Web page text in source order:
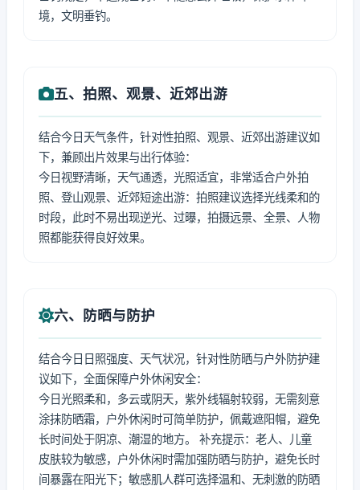
境，文明垂钓。
五、拍照、观景、近郊出游
结合今日天气条件，针对性拍照、观景、近郊出游建议如
下，兼顾出片效果与出行体验：
今日视野清晰，天气通透，光照适宜，非常适合户外拍
照、登山观景、近郊短途出游：拍照建议选择光线柔和的
时段，此时不易出现逆光、过曝，拍摄远景、全景、人物
照都能获得良好效果。
六、防晒与防护
结合今日日照强度、天气状况，针对性防晒与户外防护建
议如下，全面保障户外休闲安全：
今日光照柔和，多云或阴天，紫外线辐射较弱，无需刻意
涂抹防晒霜，户外休闲时可简单防护，佩戴遮阳帽，避免
长时间处于阴凉、潮湿的地方。 补充提示：老人、儿童
皮肤较为敏感，户外休闲时需加强防晒与防护，避免长时
间暴露在阳光下；敏感肌人群可选择温和、无刺激的防晒